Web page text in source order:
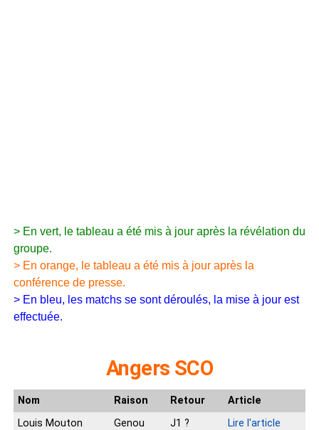
> En vert, le tableau a été mis à jour après la révélation du
groupe.
> En orange, le tableau a été mis à jour après la
conférence de presse.
> En bleu, les matchs se sont déroulés, la mise à jour est
effectuée.
Angers SCO
Nom Raison Retour
Article
Louis Mouton
Genou J1 ? Lire l'article